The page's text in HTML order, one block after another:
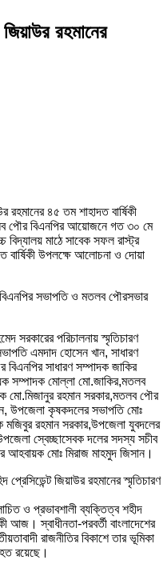
রহমানের
রহমানের ৪৫ তম শাহাদত বার্ষিকী
পৌর বিএনপির আয়োজনে গত ৩০ মে
মাঠে সাবেক সফল রাস্ট্র
বার্ষিকী উপলক্ষে আলোচনা ও দোয়া
সভাপতি ও মতলব পৌরসভার
সরকারের পরিচালনায় স্মৃতিচারণ
এমদাদ হোসেন খান, সাধারণ
সাধারণ সম্পাদক জাকির
সম্পাদক মোল্লা মো.জাকির,মতলব
মো.মিজানুর রহমান সরকার,মতলব পৌর
উপজেলা কৃষকদলের সভাপতি মোঃ
রহমান সরকার,উপজেলা যুবদলের
স্বেচ্ছাসেবক দলের সদস্য সচীব
আহবায়ক মোঃ মিরাজ মাহমুদ জিসান।
জিয়াউর রহমানের স্মৃতিচারণ
ও প্রভাবশালী ব্যক্তিত্ব শহীদ
আজ। স্বাধীনতা-পরবর্তী বাংলাদেশের
রাজনীতির বিকাশে তার ভূমিকা
রয়েছে।